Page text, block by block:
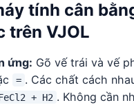
tính cân
trên VJOL
ứng: Gõ vế trái và vế
= . Các chất cách
+ H2 . Không cần